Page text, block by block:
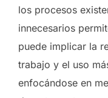
los procesos
innecesarios
puede implicar la
trabajo y el uso
enfocándose en